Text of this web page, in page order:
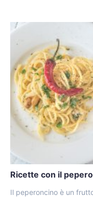
Ricette con il
Il peperoncino è un